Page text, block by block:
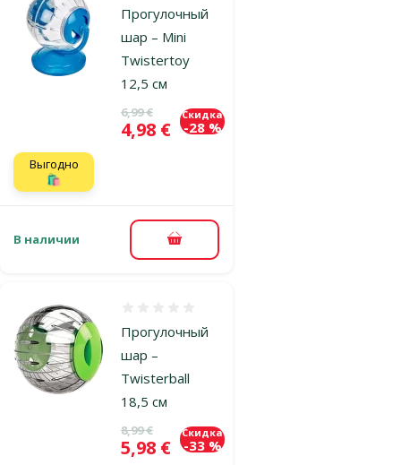
Прогулочный
шар – Mini
Twistertoy
12,5 см
Исходная цена
6,99 €
Цена
4,98 €
Скидка
-28 %
Выгодно
🛍️
В наличии В корзину
Прогулочный
шар –
Twisterball
18,5 см
Исходная цена
8,99 €
Цена
5,98 €
Скидка
-33 %